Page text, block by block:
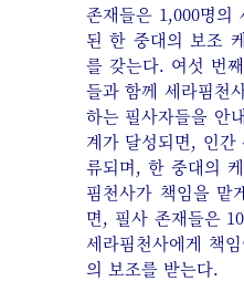
존재들은 1,000명의
된 한 중대의 보조
를 갖는다. 여섯 번
들과 함께 세라핌천
하는 필사자들을 안
계가 달성되면, 인간
류되며, 한 중대의
핌천사가 책임을 맡
면, 필사 존재들은
세라핌천사에게 책
의 보조를 받는다.